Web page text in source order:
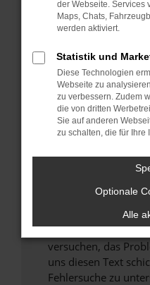
Fenster?
Starte dein Gerät
Probleme zu
Stelle sicher,
Betriebssystem
sind.
Veraltete Software
führen, dass
Wende dich an
Wenn du alle oben
hast, kontaktiere
versuchen, das
uns diesen Text
Fehlersuche zu
der Webseite. Services
Maps, Chats,
werden aktiviert.
Statistik und
Diese Technologien
Webseite zu
zu verbessern. Zudem
die von dritten
Sie auf anderen
zu schalten, die für Ihre
Optionale
Alle